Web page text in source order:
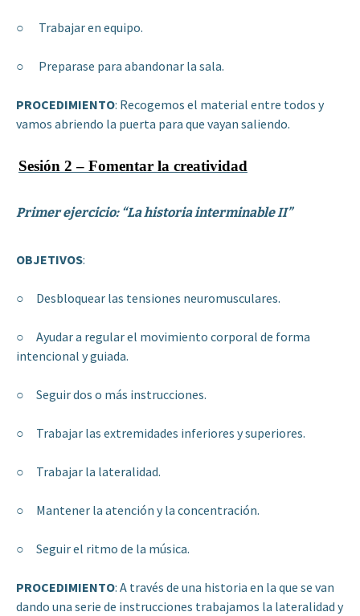
○ Trabajar en equipo.
○ Preparase para abandonar la sala.
PROCEDIMIENTO: Recogemos el material entre todos y
vamos abriendo la puerta para que vayan saliendo.
Sesión 2 – Fomentar la creatividad
Primer ejercicio: “La historia interminable II”
OBJETIVOS:
○ Desbloquear las tensiones neuromusculares.
○ Ayudar a regular el movimiento corporal de forma
intencional y guiada.
○ Seguir dos o más instrucciones.
○ Trabajar las extremidades inferiores y superiores.
○ Trabajar la lateralidad.
○ Mantener la atención y la concentración.
○ Seguir el ritmo de la música.
PROCEDIMIENTO: A través de una historia en la que se van
dando una serie de instrucciones trabajamos la lateralidad y